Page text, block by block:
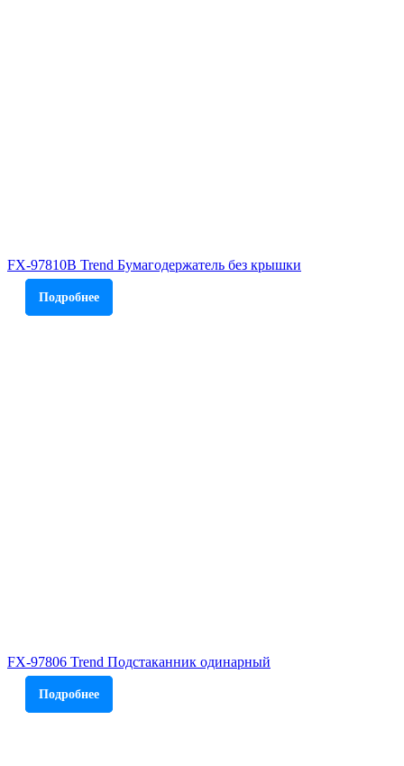
FX-97810B Trend Бумагодержатель без крышки
Подробнее
FX-97806 Trend Подстаканник одинарный
Подробнее